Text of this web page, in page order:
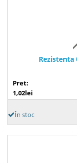
Rezistenta
Pret:
1,02lei
În stoc